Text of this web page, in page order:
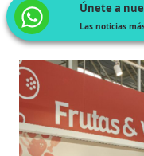
Únete a
Las noticias